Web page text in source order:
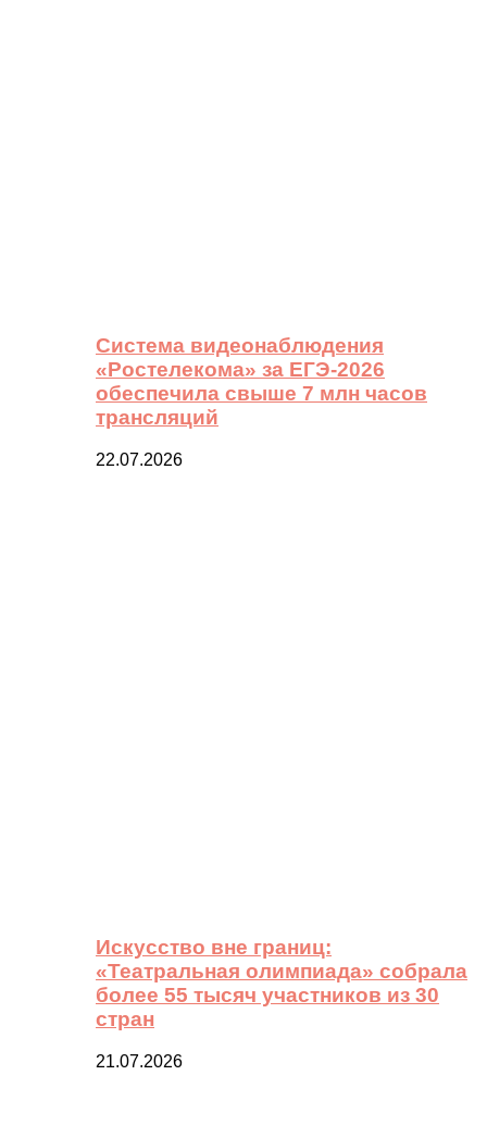
Система видеонаблюдения
«Ростелекома» за ЕГЭ-2026
обеспечила свыше 7 млн часов
трансляций
22.07.2026
Искусство вне границ:
«Театральная олимпиада» собрала
более 55 тысяч участников из 30
стран
21.07.2026